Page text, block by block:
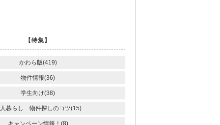
【特集】
かわら版(419)
物件情報(36)
学生向け(38)
暮らし 物件探しのコツ(15)
キャンペーン情報！(8)